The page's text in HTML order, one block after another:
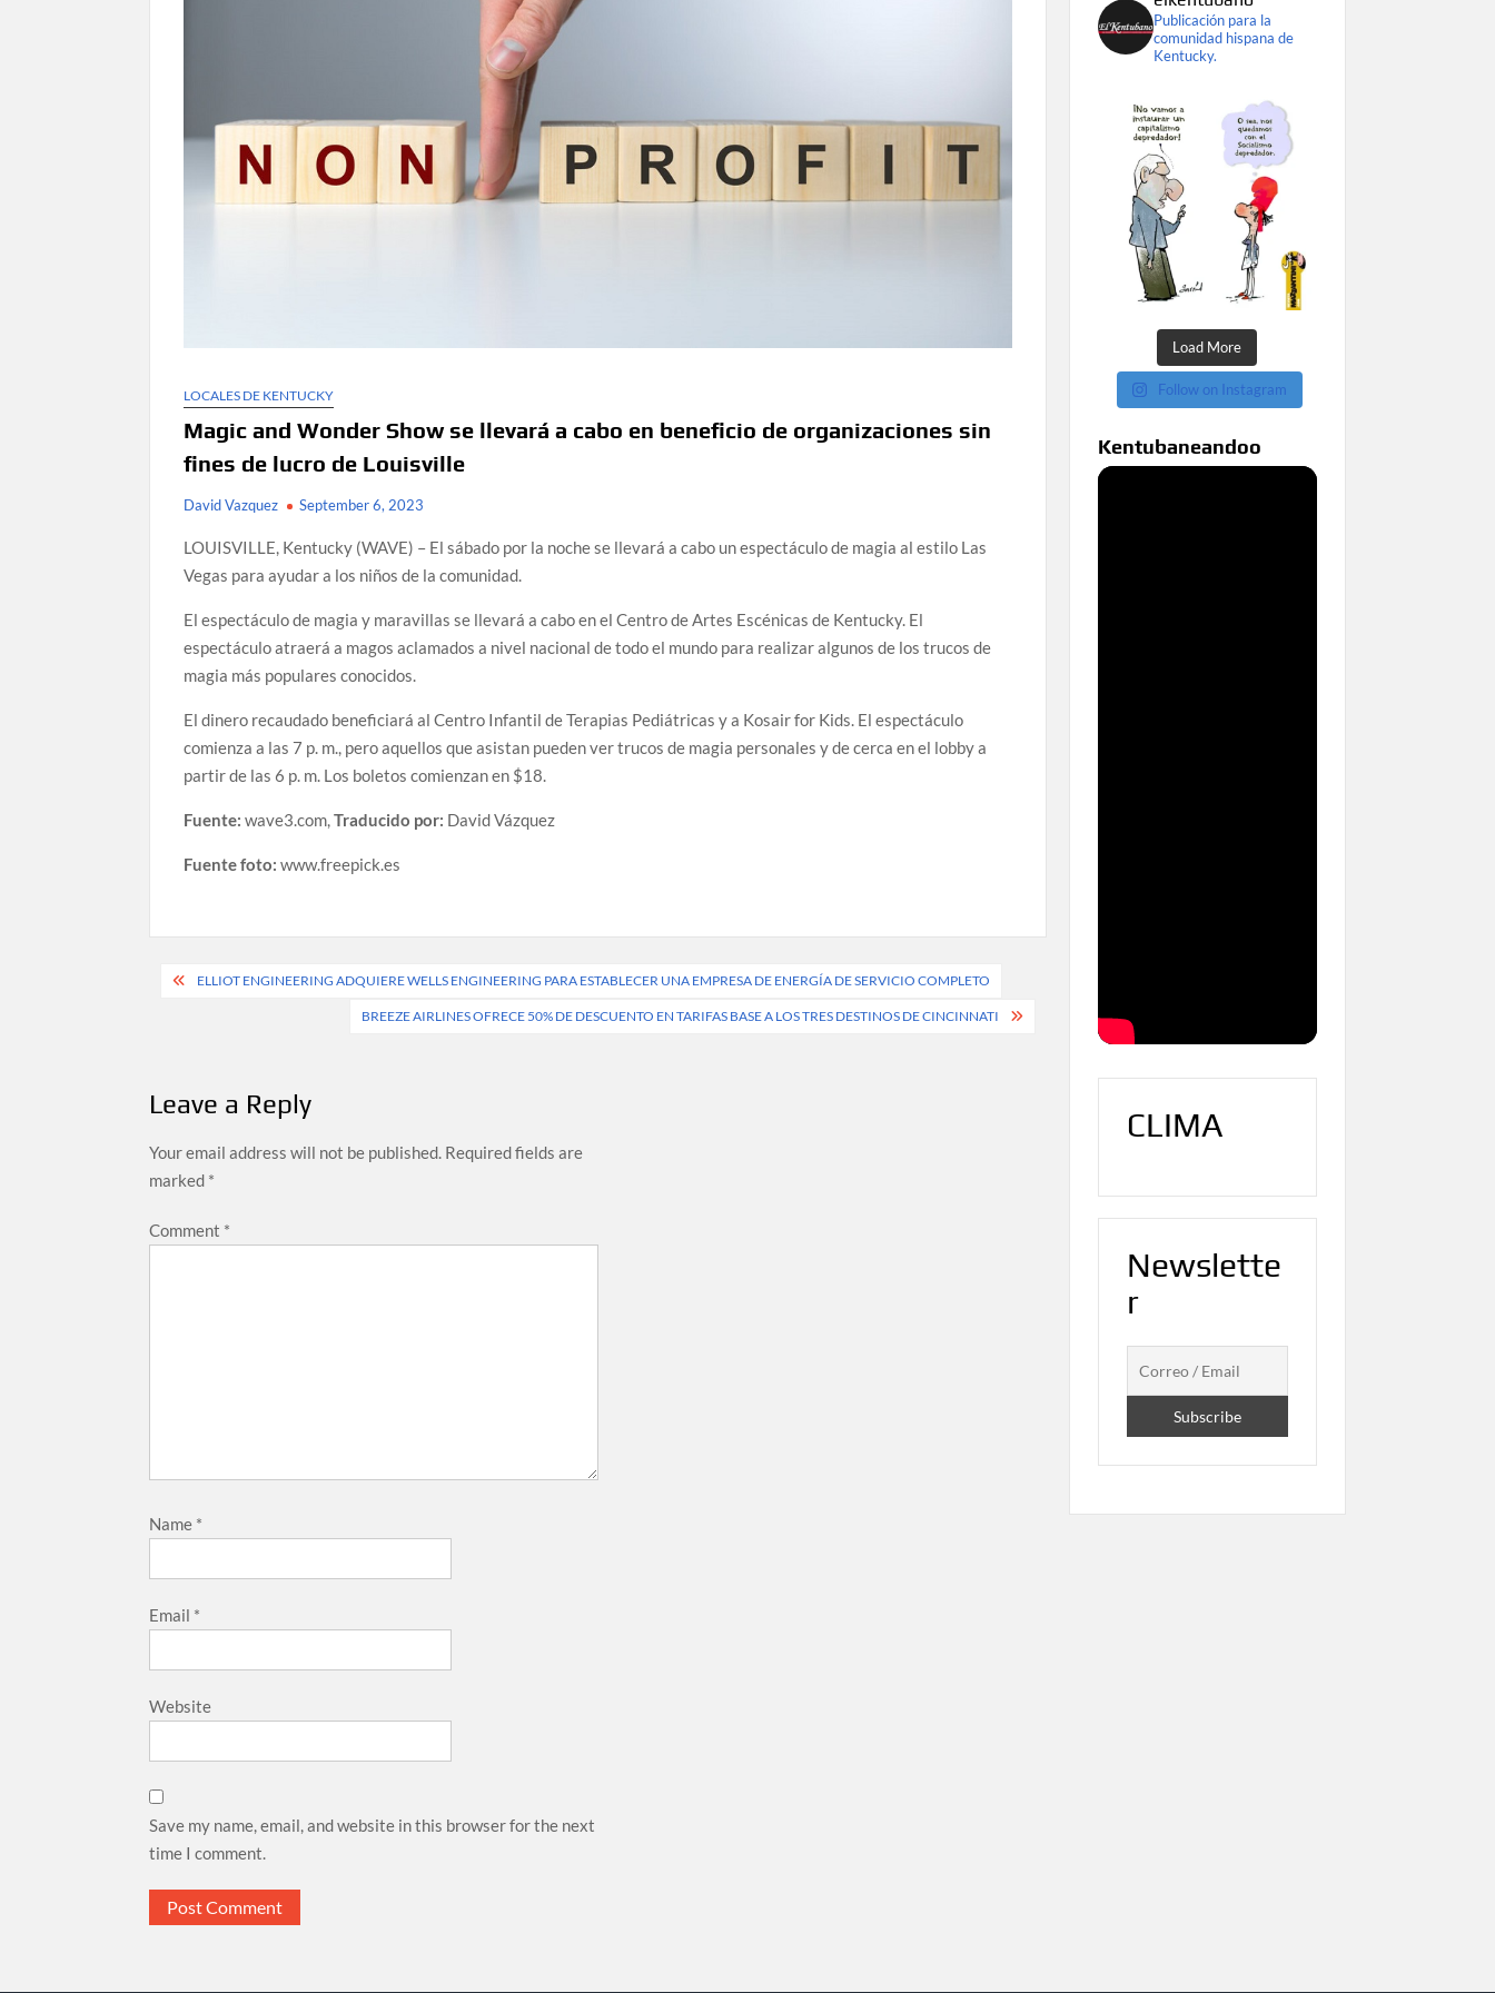
LOCALES DE KENTUCKY
Magic and Wonder Show se llevará a cabo en beneficio de organizaciones sin
fines de lucro de Louisville
David Vazquez September 6, 2023
LOUISVILLE, Kentucky (WAVE) – El sábado por la noche se llevará a cabo un espectáculo de magia al estilo Las
Vegas para ayudar a los niños de la comunidad.
El espectáculo de magia y maravillas se llevará a cabo en el Centro de Artes Escénicas de Kentucky. El
espectáculo atraerá a magos aclamados a nivel nacional de todo el mundo para realizar algunos de los trucos de
magia más populares conocidos.
El dinero recaudado beneficiará al Centro Infantil de Terapias Pediátricas y a Kosair for Kids. El espectáculo
comienza a las 7 p. m., pero aquellos que asistan pueden ver trucos de magia personales y de cerca en el lobby a
partir de las 6 p. m. Los boletos comienzan en $18.
Fuente:wave3.com,Traducido por: David Vázquez
Fuente foto:www.freepick.es
PostELLIOT ENGINEERING ADQUIERE WELLS ENGINEERING PARA ESTABLECER UNA EMPRESA DE ENERGÍA DE SERVICIO COMPLETO
BREEZE AIRLINES OFRECE 50% DE DESCUENTO EN TARIFAS BASE A LOS TRES DESTINOS DE CINCINNATI
Leave a Reply
Your email address will not be published. Required fields are
marked *
Comment *
Name *
Email *
Website
Save my name, email, and website in this browser for the next
time I comment.
Publicación para la
comunidad hispana de
Kentucky.
Load More
Follow on Instagram
Kentubaneandoo
CLIMA
Newslette
r